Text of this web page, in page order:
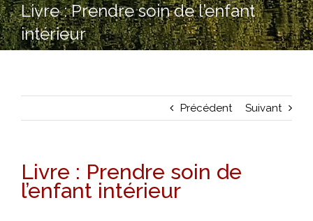
Livre : Prendre soin de l’enfant
intérieur
Précédent Suivant
Livre : Prendre soin de
l’enfant intérieur